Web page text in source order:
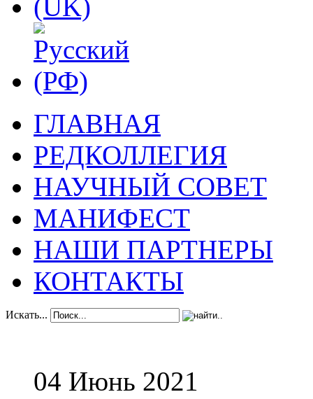
ГЛАВНАЯ
РЕДКОЛЛЕГИЯ
НАУЧНЫЙ СОВЕТ
МАНИФЕСТ
НАШИ ПАРТНЕРЫ
КОНТАКТЫ
Искать...
04 Июнь 2021